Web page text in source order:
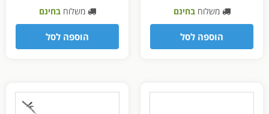
משלוחבחינם
הוספה לסל
משלוחבחינם
הוספה לסל